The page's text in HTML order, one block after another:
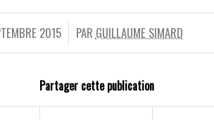
2015
/ PAR GUILLAUME SIMARD
Partager cette publication